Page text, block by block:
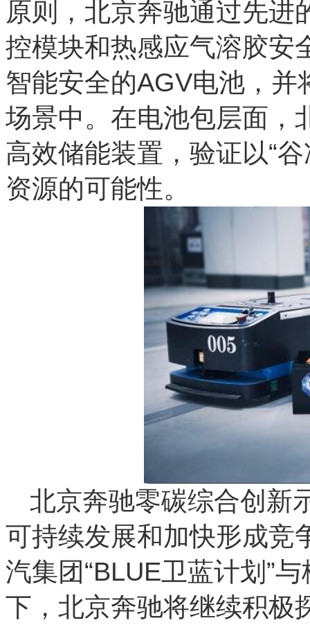
原则，北京奔驰通过先进
控模块和热感应气溶胶安
智能安全的AGV电池，
场景中。在电池包层面，
高效储能装置，验证以“
资源的可能性。
北京奔驰零碳综合创新
可持续发展和加快形成竞
汽集团“BLUE卫蓝计划”
下，北京奔驰将继续积极